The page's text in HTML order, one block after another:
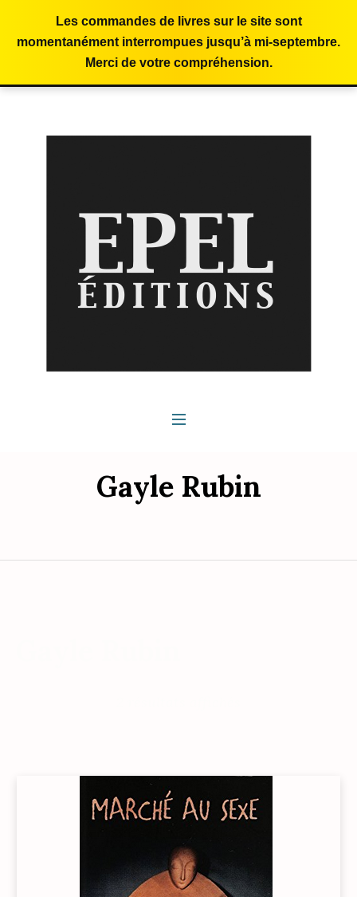
Les commandes de livres sur le site sont
momentanément interrompues jusqu’à mi-septembre.
Merci de votre compréhension.
Gayle Rubin